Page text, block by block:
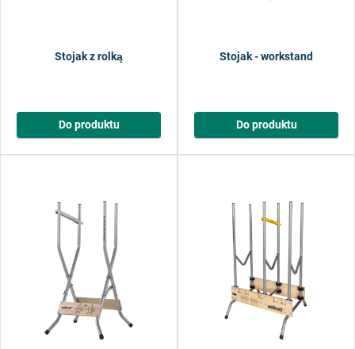
Stojak z rolką
Do produktu
Stojak - workstand
Do produktu